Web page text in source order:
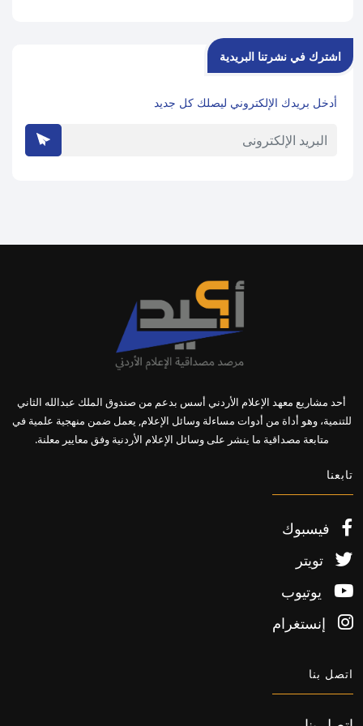
اشترك في نشرتنا البريدية
أدخل بريدك الإلكتروني ليصلك كل جديد
أحد مشاريع معهد الإعلام الأردني أسس بدعم من صندوق الملك عبدالله الثاني
للتنمية، وهو أداة من أدوات مساءلة وسائل الإعلام, يعمل ضمن منهجية علمية في
متابعة مصداقية ما ينشر على وسائل الإعلام الأردنية وفق معايير معلنة.
تابعنا
فيسبوك
تويتر
يوتيوب
إنستغرام
اتصل بنا